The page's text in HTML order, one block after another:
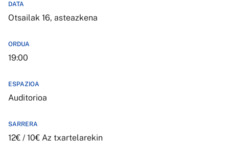
DATA
Otsailak 16, asteazkena
ORDUA
19:00
ESPAZIOA
Auditorioa
SARRERA
12€ / 10€ Az txartelarekin